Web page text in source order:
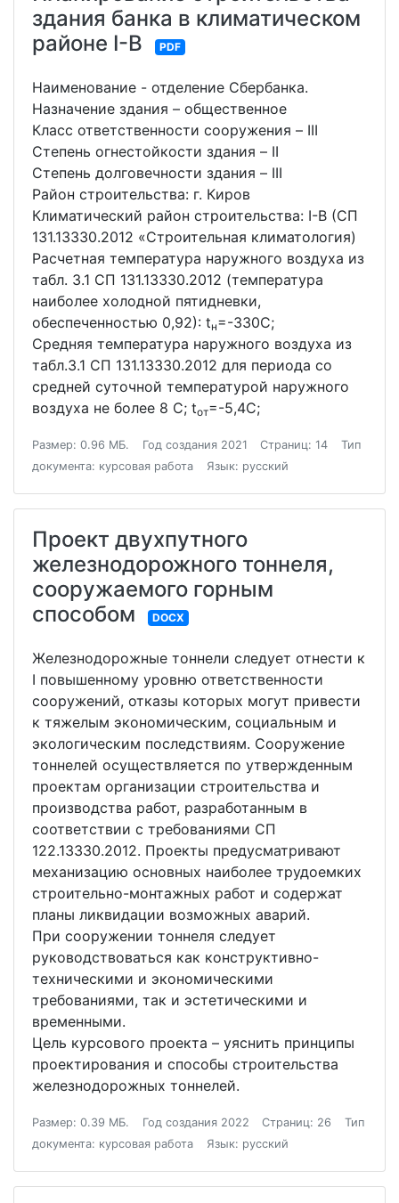
здания банка в климатическом
районе I-В
PDF
Наименование - отделение Сбербанка.
Назначение здания – общественное
Класс ответственности сооружения – III
Степень огнестойкости здания – II
Степень долговечности здания – III
Район строительства: г. Киров
Климатический район строительства: I-В (СП
131.13330.2012 «Строительная климатология)
Расчетная температура наружного воздуха из
табл. 3.1 СП 131.13330.2012 (температура
наиболее холодной пятидневки,
обеспеченностью 0,92): tн=-330С;
Средняя температура наружного воздуха из
табл.3.1 СП 131.13330.2012 для периода со
средней суточной температурой наружного
воздуха не более 8 С; tот=-5,4С;
Размер: 0.96 МБ. Год создания 2021 Страниц: 14
Тип
документа: курсовая работа
Язык: русский
Проект двухпутного
железнодорожного тоннеля,
сооружаемого горным
способом
DOCX
Железнодорожные тоннели следует отнести к
I повышенному уровню ответственности
сооружений, отказы которых могут привести
к тяжелым экономическим, социальным и
экологическим последствиям. Сооружение
тоннелей осуществляется по утвержденным
проектам организации строительства и
производства работ, разработанным в
соответствии с требованиями СП
122.13330.2012. Проекты предусматривают
механизацию основных наиболее трудоемких
строительно-монтажных работ и содержат
планы ликвидации возможных аварий.
При сооружении тоннеля следует
руководствоваться как конструктивно-
техническими и экономическими
требованиями, так и эстетическими и
временными.
Цель курсового проекта – уяснить принципы
проектирования и способы строительства
железнодорожных тоннелей.
Размер: 0.39 МБ. Год создания 2022 Страниц: 26
Тип
документа: курсовая работа
Язык: русский